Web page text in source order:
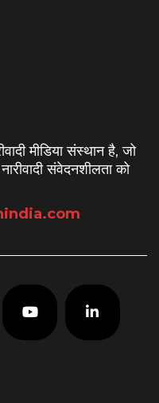
मीडिया संस्थान है, जो
संवेदनशीलता को